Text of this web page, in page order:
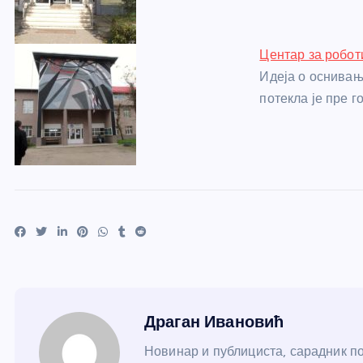
Центар за
Идеја о
потекла је пре
Драган Ивановић
Новинар и публициста, сарадник